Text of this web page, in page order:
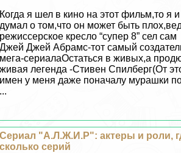
Когда я шел в кино на этот фильм,то я
думал о том,что он может быть
режиссерское кресло “супер 8” сел сам
Джей Джей Абрамс-тот самый
мега-сериалаОстаться в живых,а
живая легенда -Стивен Спилберг(От
имен у меня даже поначалу мурашки
...
Сериал "А.Л.Ж.И.Р": актеры и роли,
сколько серий